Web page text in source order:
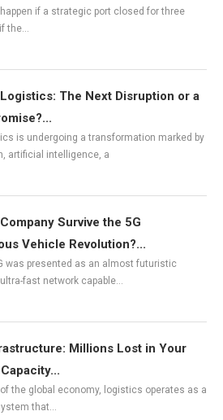
if a strategic port closed for three
the…
The Next Disruption or a
is undergoing a transformation marked by
artificial intelligence, a
Survive the 5G
Vehicle Revolution?...
was presented as an almost futuristic
fast network capable…
Millions Lost in Your
the global economy, logistics operates as a
that…